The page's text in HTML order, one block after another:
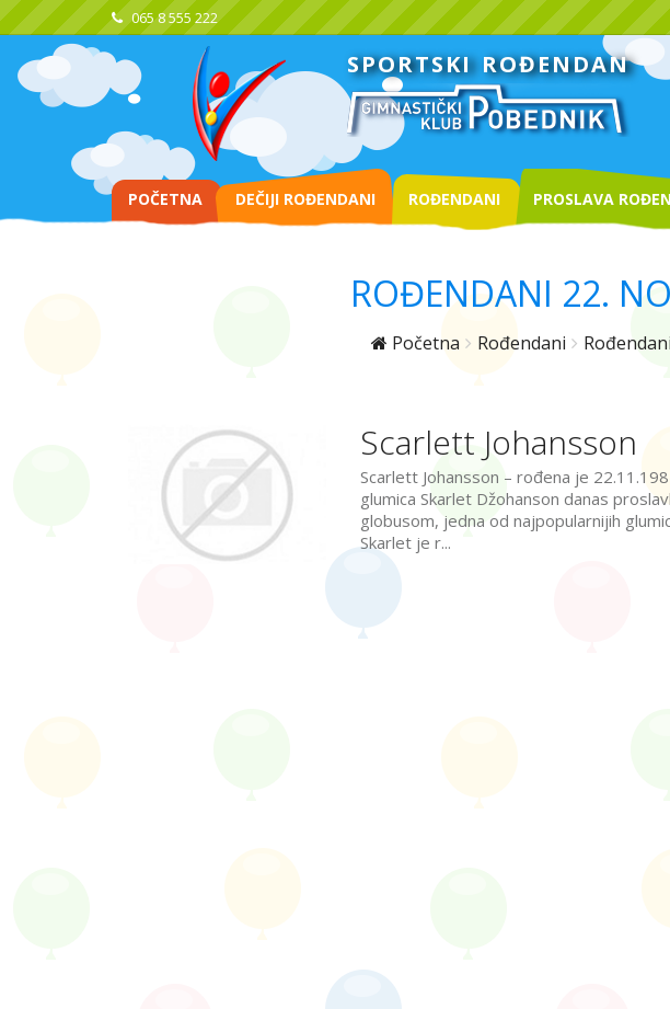
065 8 555 222
SPORTSKI ROĐENDAN
POČETNA DEČIJI ROĐENDANI ROĐENDANI PROSLAVA
ROĐENDANI 22.
Početna Rođendani
Scarlett Johansson
Scarlett Johansson – rođena je
glumica Skarlet Džohanson danas
globusom, jedna od najpopularnijih
Skarlet je r...